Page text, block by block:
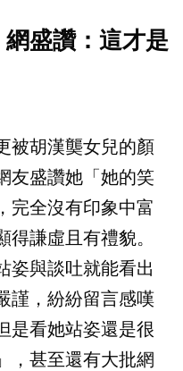
盛讚：這才是
被胡漢龑女兒的顏
友盛讚她「她的笑
完全沒有印象中富
謙虛且有禮貌。
姿與談吐就能看出
謹，紛紛留言感嘆
是看她站姿還是很
，甚至還有大批網